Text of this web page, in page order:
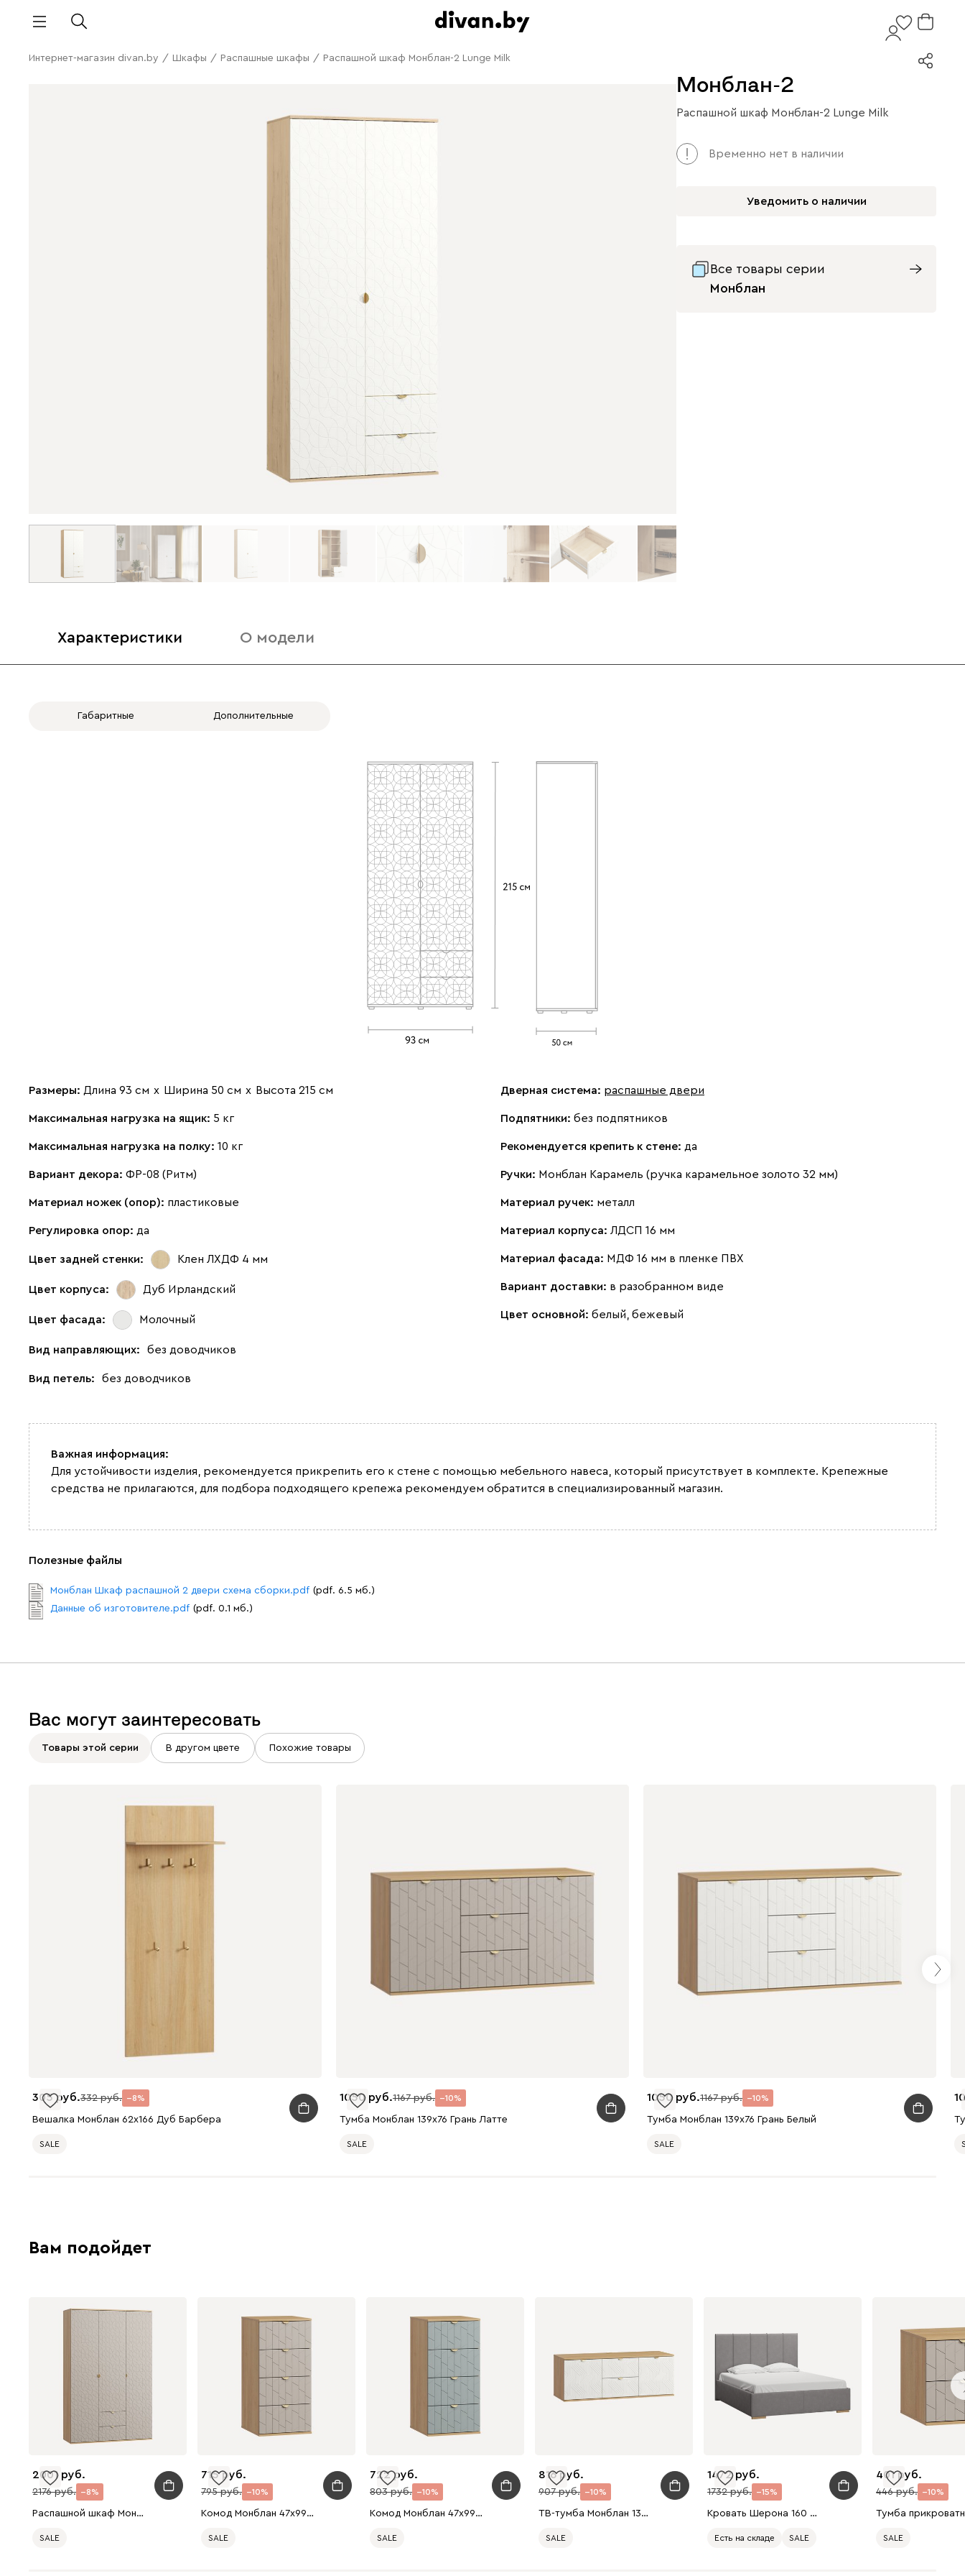
Интернет-магазин divan.by / Шкафы / Распашные шкафы / Распашной шкаф Монблан-2 Lunge Milk
Монблан-2
Распашной шкаф Монблан-2 Lunge Milk
Временно нет в наличии
Уведомить о наличии
Все товары серии
Монблан
Характеристики О модели
Габаритные Дополнительные
Размеры: Длина 93 см х Ширина 50 см х Высота 215 см
Максимальная нагрузка на ящик: 5 кг
Максимальная нагрузка на полку: 10 кг
Вариант декора: ФР-08 (Ритм)
Материал ножек (опор): пластиковые
Регулировка опор: да
Цвет задней стенки: Клен ЛХДФ 4 мм
Цвет корпуса: Дуб Ирландский
Цвет фасада: Молочный
Вид направляющих: без доводчиков
Вид петель: без доводчиков
Дверная система: распашные двери
Подпятники: без подпятников
Рекомендуется крепить к стене: да
Ручки: Монблан Карамель (ручка карамельное золото 32 мм)
Материал ручек: металл
Материал корпуса: ЛДСП 16 мм
Материал фасада: МДФ 16 мм в пленке ПВХ
Вариант доставки: в разобранном виде
Цвет основной: белый, бежевый
Важная информация:
Для устойчивости изделия, рекомендуется прикрепить его к стене с помощью мебельного навеса, который присутствует в комплекте. Крепежные
средства не прилагаются, для подбора подходящего крепежа рекомендуем обратится в специализированный магазин.
Полезные файлы
Монблан Шкаф распашной 2 двери схема сборки.pdf (pdf. 6.5 мб.)
Данные об изготовителе.pdf (pdf. 0.1 мб.)
Вас могут заинтересовать
Товары этой серии В другом цвете Похожие товары
305 332 8
Вешалка Монблан 62x166 Дуб Барбера
SALE
1050 1167 10
Тумба Монблан 139x76 Грань Латте
SALE
1050 1167 10
Тумба Монблан 139x76 Грань Белый
SALE
Вам подойдет
2001
2176 8
Распашной шкаф Монблан 3-139x215 Ритм Латте
SALE
715
795 10
Комод Монблан 47x99 Грань Латте
SALE
722
803 10
Комод Монблан 47x99 Грань Мятный
SALE
816
907 10
ТВ-тумба Монблан 139x53 Косы Белый
SALE
1472
1732 15
Кровать Шерона 160 Велюр Серый
Есть на складе SALE
401
446 10
SALE